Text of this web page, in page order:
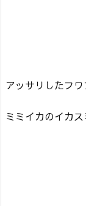
アッサリしたフワ
ミミイカのイカス